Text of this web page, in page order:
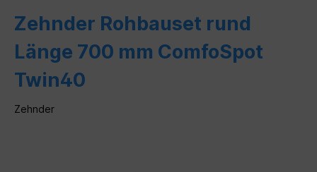
Zehnder Rohbauset rund
Länge 700 mm ComfoSpot
Twin40
Zehnder